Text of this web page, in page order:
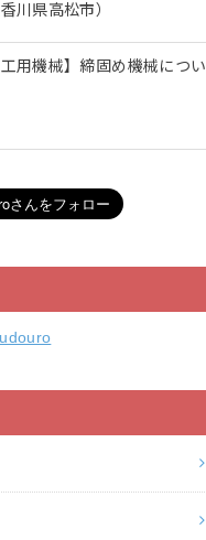
川県高松市）
工用機械】締固め機械につい